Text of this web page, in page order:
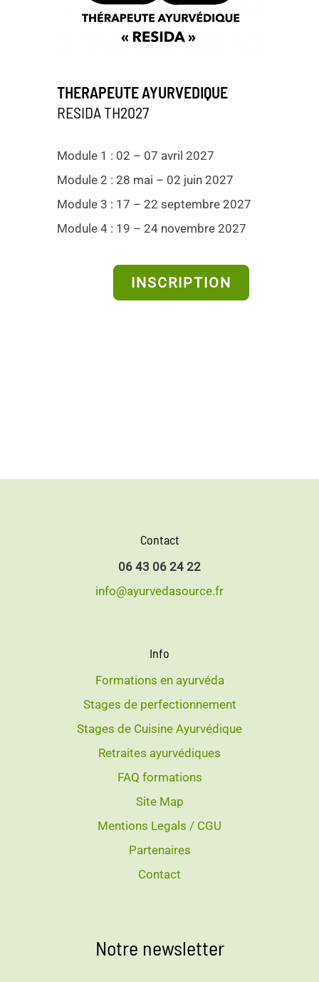
THERAPEUTE AYURVEDIQUE
RESIDA TH2027
Module 1 : 02 – 07 avril 2027
Module 2 : 28 mai – 02 juin 2027
Module 3 : 17 – 22 septembre 2027
Module 4 : 19 – 24 novembre 2027
INSCRIPTION
Contact
06 43 06 24 22
info@ayurvedasource.fr
Info
Formations en ayurvéda
Stages de perfectionnement
Stages de Cuisine Ayurvédique
Retraites ayurvédiques
FAQ formations
Site Map
Mentions Legals / CGU
Partenaires
Contact
Notre newsletter